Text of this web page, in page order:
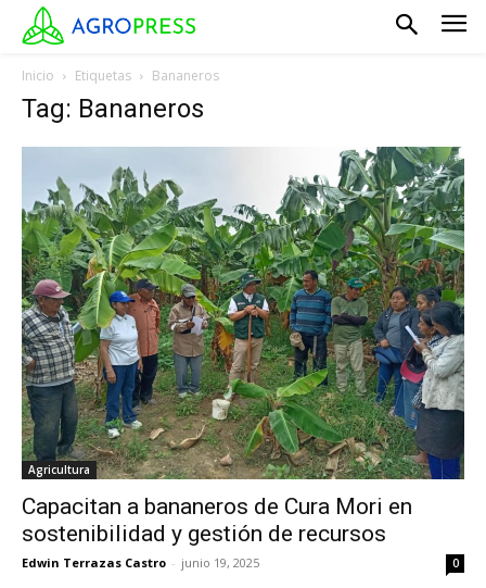
Inicio Etiquetas Bananeros
Tag: Bananeros
Agricultura
Capacitan a bananeros de Cura Mori en
sostenibilidad y gestión de recursos
Edwin Terrazas Castro - junio 19, 2025 0